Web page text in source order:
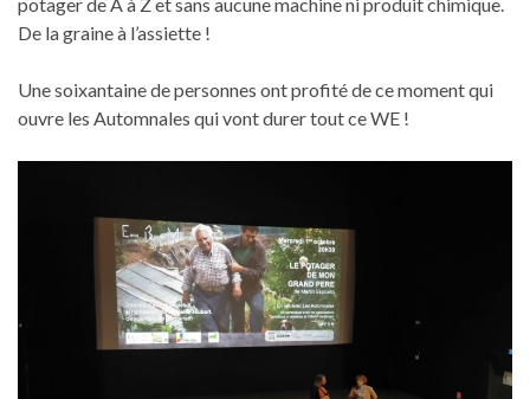
De la graine à l’assiette !
Une soixantaine de personnes ont profité de ce moment qui
ouvre les Automnales qui vont durer tout ce WE !